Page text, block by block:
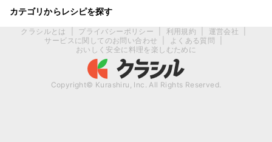
カテゴリからレシピを探す
クラシルとは プライバシーポリシー 利用規約 運営会社
サービスに関してのお問い合わせ
よくある質問
おいしく安全に料理を楽しむために
Copyright© Kurashiru, Inc. All Rights Reserved.